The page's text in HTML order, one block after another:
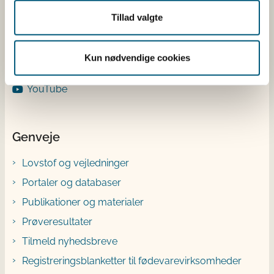
Tillad valgte
Kun nødvendige cookies
YouTube
Genveje
Lovstof og vejledninger
Portaler og databaser
Publikationer og materialer
Prøveresultater
Tilmeld nyhedsbreve
Registreringsblanketter til fødevarevirksomheder